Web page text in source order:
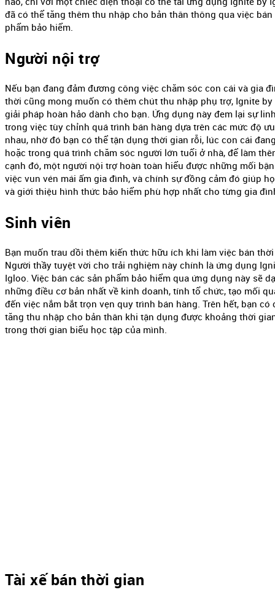
đã có thể tăng thêm thu nhập cho bản thân thông qua việc bán
phẩm bảo hiểm.
Người nội trợ
Nếu bạn đang đảm đương công việc chăm sóc con cái và gia
thời cũng mong muốn có thêm chút thu nhập phụ trợ, Ignite by
giải pháp hoàn hảo dành cho bạn. Ứng dụng này đem lại sự
trong việc tùy chỉnh quá trình bán hàng dựa trên các mức độ
nhau, nhờ đó bạn có thể tận dụng thời gian rỗi, lúc con cái
hoặc trong quá trình chăm sóc người lớn tuổi ở nhà, để làm
cạnh đó, một người nội trợ hoàn toàn hiểu được những mối
việc vun vén mái ấm gia đình, và chính sự đồng cảm đó giúp
và giới thiệu hình thức bảo hiểm phù hợp nhất cho từng gia
Sinh viên
Bạn muốn trau dồi thêm kiến thức hữu ích khi làm việc bán
Người thầy tuyệt vời cho trải nghiệm này chính là ứng dụng
Igloo. Việc bán các sản phẩm bảo hiểm qua ứng dụng này sẽ
những điều cơ bản nhất về kinh doanh, tính tổ chức, tạo mối
đến việc nắm bắt trọn vẹn quy trình bán hàng. Trên hết, bạn có
tăng thu nhập cho bản thân khi tận dụng được khoảng thời
trong thời gian biểu học tập của mình.
Tài xế bán thời gian